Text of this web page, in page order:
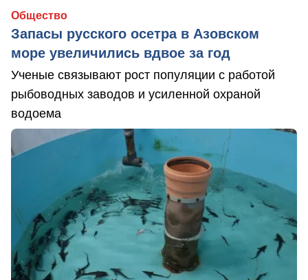
Общество
Запасы русского осетра в Азовском
море увеличились вдвое за год
Ученые связывают рост популяции с работой
рыбоводных заводов и усиленной охраной
водоема